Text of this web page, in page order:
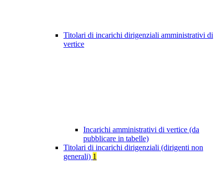
Titolari di incarichi dirigenziali amministrativi di
vertice
Incarichi amministrativi di vertice (da
pubblicare in tabelle)
Titolari di incarichi dirigenziali (dirigenti non
generali) 1